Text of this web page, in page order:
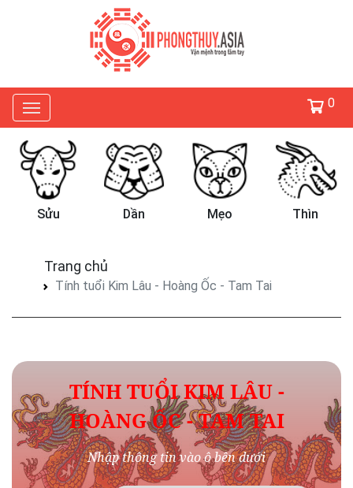
0
Sửu Dần Mẹo Thìn
Trang chủ
Tính tuổi Kim Lâu - Hoàng Ốc - Tam Tai
TÍNH TUỔI KIM LÂU -
HOÀNG ỐC - TAM TAI
Nhập thông tin vào ô bên dưới